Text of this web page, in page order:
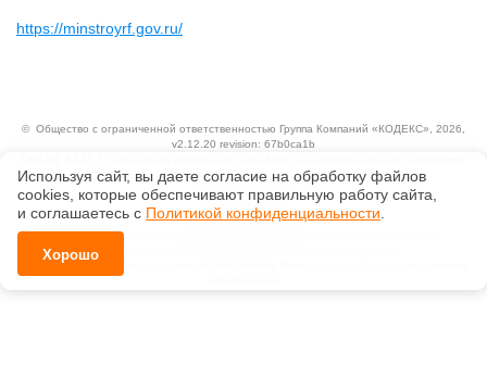
https://minstroyrf.gov.ru/
© Общество с ограниченной ответственностью Группа Компаний «КОДЕКС», 2026,
v2.12.20 revision: 67b0ca1b
1.01, 3.01
Ценовая политика
Технологии
Исключительные авторские и смежные права принадлежат АО «Кодекс».
Положение по обработке и защите персональных данных
Справка о регистрации продуктов АО «Кодекс» в Реестре российского программного
Используя сайт, вы даете согласие на обработку файлов
сооkiеs, которые обеспечивают правильную работу сайта,
и соглашаетесь с Политикой конфиденциальности
Хорошо